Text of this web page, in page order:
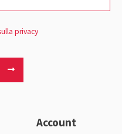
privacy
Account